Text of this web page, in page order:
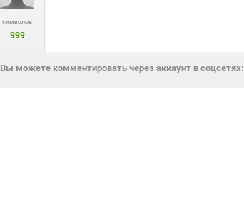
символов
999
Вы можете комментировать через аккаунт в соцсетях: